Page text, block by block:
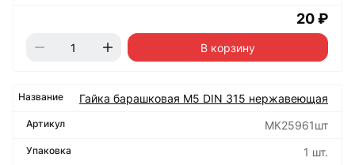
20 ₽
В корзину
Гайка барашковая М5 DIN 315 нержавеющая
МК25961шт
1 шт.